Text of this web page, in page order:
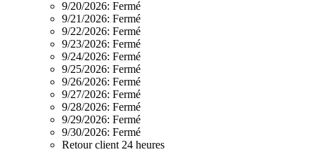
9/20/2026: Fermé
9/21/2026: Fermé
9/22/2026: Fermé
9/23/2026: Fermé
9/24/2026: Fermé
9/25/2026: Fermé
9/26/2026: Fermé
9/27/2026: Fermé
9/28/2026: Fermé
9/29/2026: Fermé
9/30/2026: Fermé
Retour client 24 heures